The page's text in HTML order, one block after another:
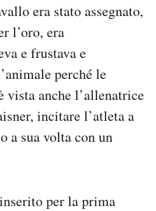
era stato assegnato,
l’oro, era
e frustava e
perché le
vista anche l’allenatrice
incitare l’atleta a
a sua volta con un
per la prima